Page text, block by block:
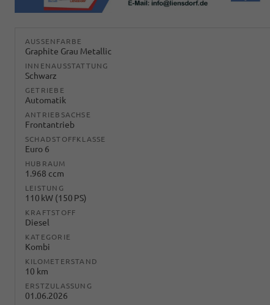
AUSSENFARBE
Graphite Grau Metallic
INNENAUSSTATTUNG
Schwarz
GETRIEBE
Automatik
ANTRIEBSACHSE
Frontantrieb
SCHADSTOFFKLASSE
Euro 6
HUBRAUM
1.968 ccm
LEISTUNG
110 kW (150 PS)
KRAFTSTOFF
Diesel
KATEGORIE
Kombi
KILOMETERSTAND
10 km
ERSTZULASSUNG
01.06.2026